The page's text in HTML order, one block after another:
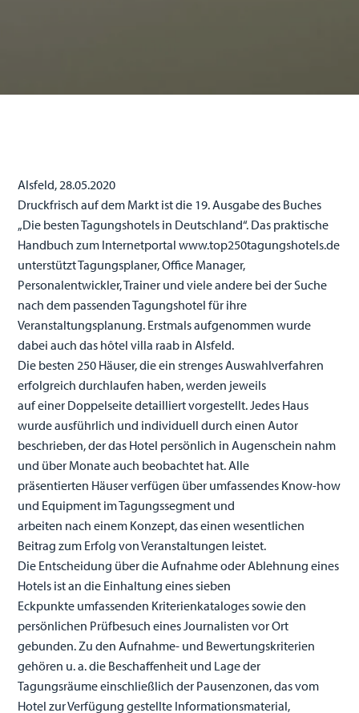
Alsfeld, 28.05.2020
Druckfrisch auf dem Markt ist die 19. Ausgabe des Buches
„Die besten Tagungshotels in Deutschland“. Das praktische
Handbuch zum Internetportal www.top250tagungshotels.de
unterstützt Tagungsplaner, Office Manager,
Personalentwickler, Trainer und viele andere bei der Suche
nach dem passenden Tagungshotel für ihre
Veranstaltungsplanung. Erstmals aufgenommen wurde
dabei auch das hôtel villa raab in Alsfeld.
Die besten 250 Häuser, die ein strenges Auswahlverfahren
erfolgreich durchlaufen haben, werden jeweils
auf einer Doppelseite detailliert vorgestellt. Jedes Haus
wurde ausführlich und individuell durch einen Autor
beschrieben, der das Hotel persönlich in Augenschein nahm
und über Monate auch beobachtet hat. Alle
präsentierten Häuser verfügen über umfassendes Know-how
und Equipment im Tagungssegment und
arbeiten nach einem Konzept, das einen wesentlichen
Beitrag zum Erfolg von Veranstaltungen leistet.
Die Entscheidung über die Aufnahme oder Ablehnung eines
Hotels ist an die Einhaltung eines sieben
Eckpunkte umfassenden Kriterienkataloges sowie den
persönlichen Prüfbesuch eines Journalisten vor Ort
gebunden. Zu den Aufnahme- und Bewertungskriterien
gehören u. a. die Beschaffenheit und Lage der
Tagungsräume einschließlich der Pausenzonen, das vom
Hotel zur Verfügung gestellte Informationsmaterial,